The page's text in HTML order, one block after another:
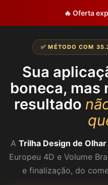
🔥 Oferta
✅ MÉTODO COM
Sua
boneca, mas
resultado
A Trilha Design de Olhar
Europeu 4D e Volume
e finalização, do